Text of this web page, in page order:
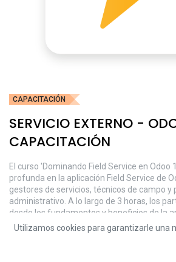
CAPACITACIÓN
SERVICIO EXTERNO -
CAPACITACIÓN
El curso 'Dominando Field Service en Odoo
profunda en la aplicación Field Service de
gestores de servicios, técnicos de campo y
administrativo. A lo largo de 3 horas, los
desde los fundamentos y beneficios de la
técnicas avanzadas para optimizar la
campo. Se abordarán temas como la
optimización de rutas y mucho más.
Utilizamos cookies para garantizarle una